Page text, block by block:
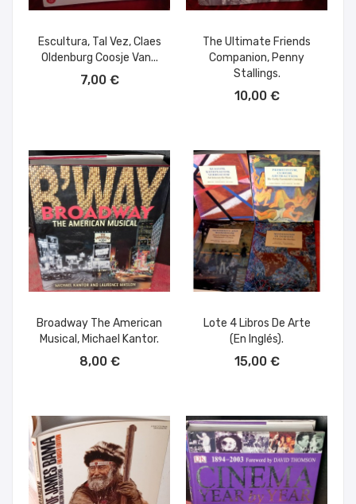
Escultura, Tal Vez, Claes
Oldenburg Coosje Van...
7,00 €
The Ultimate Friends
Companion, Penny
Stallings.
10,00 €
Broadway The American
Musical, Michael Kantor.
8,00 €
Lote 4 Libros De Arte
(en Inglés).
15,00 €